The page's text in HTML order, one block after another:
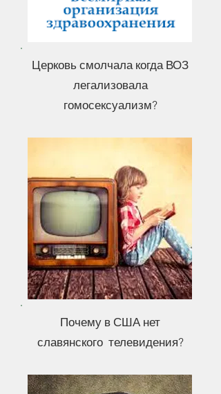
Церковь смолчала когда ВОЗ
легализовала
гомосексуализм?
Почему в США нет
славянского телевидения?